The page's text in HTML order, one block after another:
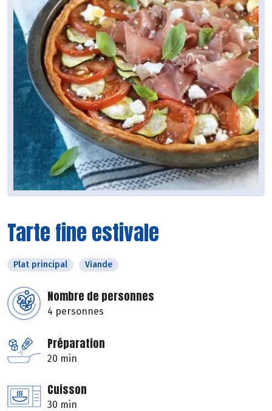
Tarte fine estivale
Plat principal Viande
Nombre de personnes
4 personnes
Préparation
20 min
Cuisson
30 min